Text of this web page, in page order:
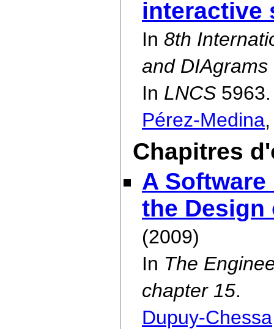
interactive
In 8th
and
In LNCS 5963.
Pérez-Medina
Chapitres
A
the Design
(2009)
In The
chapter 15.
Dupuy-Chessa